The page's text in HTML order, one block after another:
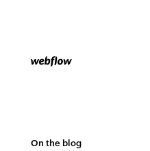
On the blog